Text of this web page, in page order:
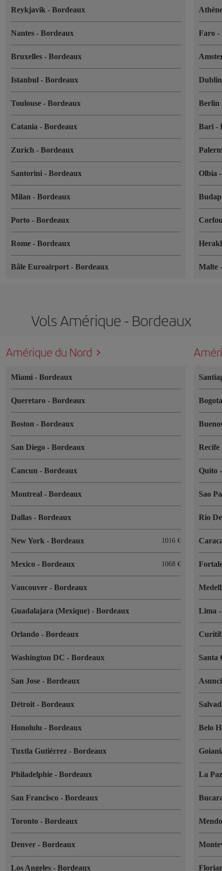
Reykjavik - Bordeaux
Nantes - Bordeaux
Bruxelles - Bordeaux
Istanbul - Bordeaux
Toulouse - Bordeaux
Catania - Bordeaux
Zurich - Bordeaux
Santorini - Bordeaux
Milan - Bordeaux
Porto - Bordeaux
Rome - Bordeaux
Bâle Euroairport - Bordeaux
Faro-
Berlin
Bari-
Olbia
Malte
Vols Amérique - Bordeaux
Amérique du Nord
Miami - Bordeaux
Queretaro - Bordeaux
Boston - Bordeaux
San Diego - Bordeaux
Cancun - Bordeaux
Montreal - Bordeaux
Dallas - Bordeaux
New York - Bordeaux 1016 €
Mexico - Bordeaux 1068 €
Vancouver - Bordeaux
Guadalajara (Mexique) - Bordeaux
Orlando - Bordeaux
Washington DC - Bordeaux
San Jose - Bordeaux
Détroit - Bordeaux
Honolulu - Bordeaux
Tuxtla Gutiérrez - Bordeaux
Philadelphie - Bordeaux
San Francisco - Bordeaux
Toronto - Bordeaux
Denver - Bordeaux
Los Angeles - Bordeaux
Recife
Quito
Sao
Rio
Lima
Santa
Belo
La